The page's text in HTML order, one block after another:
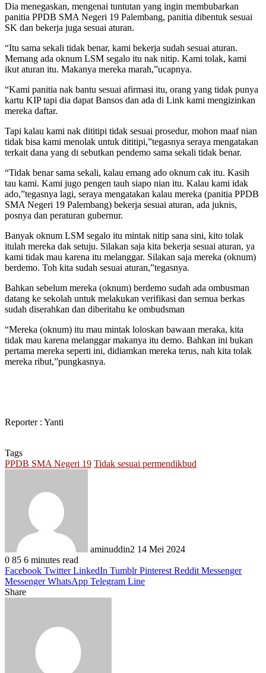
Dia menegaskan, mengenai tuntutan yang ingin membubarkan
panitia PPDB SMA Negeri 19 Palembang, panitia dibentuk sesuai
SK dan bekerja juga sesuai aturan.
“Itu sama sekali tidak benar, kami bekerja sudah sesuai aturan.
Memang ada oknum LSM segalo itu nak nitip. Kami tolak, kami
ikut aturan itu. Makanya mereka marah,”ucapnya.
“Kami panitia nak bantu sesuai afirmasi itu, orang yang tidak punya
kartu KIP tapi dia dapat Bansos dan ada di Link kami mengizinkan
mereka daftar.
Tapi kalau kami nak dititipi tidak sesuai prosedur, mohon maaf nian
tidak bisa kami menolak untuk dititipi,”tegasnya seraya mengatakan
terkait dana yang di sebutkan pendemo sama sekali tidak benar.
“Tidak benar sama sekali, kalau emang ado oknum cak itu. Kasih
tau kami. Kami jugo pengen tauh siapo nian itu. Kalau kami idak
ado,”tegasnya lagi, seraya mengatakan kalau mereka (panitia PPDB
SMA Negeri 19 Palembang) bekerja sesuai aturan, ada juknis,
posnya dan peraturan gubernur.
Banyak oknum LSM segalo itu mintak nitip sana sini, kito tolak
itulah mereka dak setuju. Silakan saja kita bekerja sesuai aturan, ya
kami tidak mau karena itu melanggar. Silakan saja mereka (oknum)
berdemo. Toh kita sudah sesuai aturan,”tegasnya.
Bahkan sebelum mereka (oknum) berdemo sudah ada ombusman
datang ke sekolah untuk melakukan verifikasi dan semua berkas
sudah diserahkan dan diberitahu ke ombudsman
“Mereka (oknum) itu mau mintak loloskan bawaan meraka, kita
tidak mau karena melanggar makanya itu demo. Bahkan ini bukan
pertama mereka seperti ini, didiamkan mereka terus, nah kita tolak
mereka ribut,”pungkasnya.
Reporter : Yanti
Tags
PPDB SMA Negeri 19 Tidak sesuai permendikbud
aminuddin2 14 Mei 2024
0 85 6 minutes read
Facebook Twitter LinkedIn Tumblr Pinterest Reddit Messenger
Messenger WhatsApp Telegram Line
Share